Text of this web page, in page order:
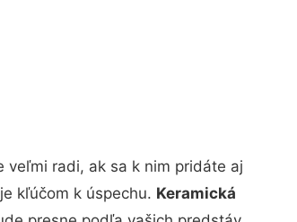
veľmi radi, ak sa k nim pridáte aj
kľúčom k úspechu. Keramická